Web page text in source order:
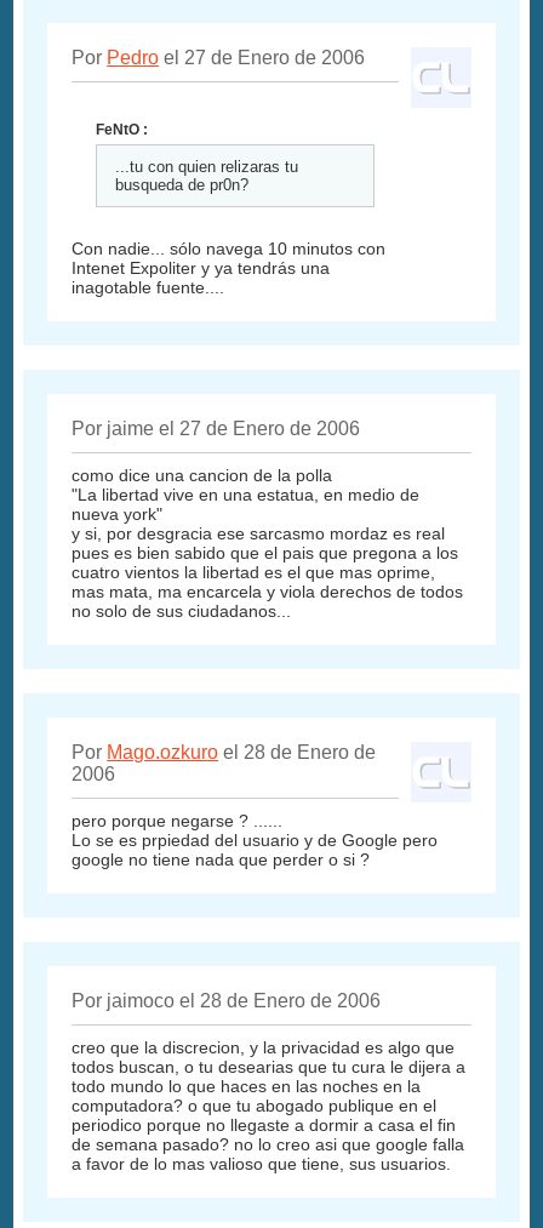
Por Pedro el 27 de Enero de 2006
FeNtO :
...tu con quien relizaras tu
busqueda de pr0n?
Con nadie... sólo navega 10 minutos con
Intenet Expoliter y ya tendrás una
inagotable fuente....
Por jaime el 27 de Enero de 2006
como dice una cancion de la polla
"La libertad vive en una estatua, en medio de
nueva york"
y si, por desgracia ese sarcasmo mordaz es real
pues es bien sabido que el pais que pregona a los
cuatro vientos la libertad es el que mas oprime,
mas mata, ma encarcela y viola derechos de todos
no solo de sus ciudadanos...
Por Mago.ozkuro el 28 de Enero de
2006
pero porque negarse ? ......
Lo se es prpiedad del usuario y de Google pero
google no tiene nada que perder o si ?
Por jaimoco el 28 de Enero de 2006
creo que la discrecion, y la privacidad es algo que
todos buscan, o tu desearias que tu cura le dijera a
todo mundo lo que haces en las noches en la
computadora? o que tu abogado publique en el
periodico porque no llegaste a dormir a casa el fin
de semana pasado? no lo creo asi que google falla
a favor de lo mas valioso que tiene, sus usuarios.